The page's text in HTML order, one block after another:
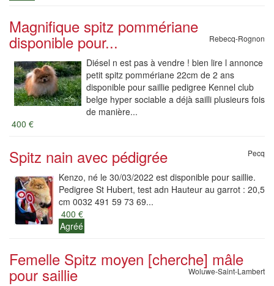
Magnifique spitz pommériane
disponible pour... Rebecq-Rognon
Diésel n est pas à vendre ! bien lire l annonce
petit spitz pommériane 22cm de 2 ans
disponible pour saillie pedigree Kennel club
belge hyper sociable a déjà sailli plusieurs fois
de manière...
400 €
Spitz nain avec pédigrée Pecq
Kenzo, né le 30/03/2022 est disponible pour saillie.
Pedigree St Hubert, test adn Hauteur au garrot : 20,5
cm 0032 491 59 73 69...
400 €
Agréé
Femelle Spitz moyen [cherche] mâle
pour saillie Woluwe-Saint-Lambert